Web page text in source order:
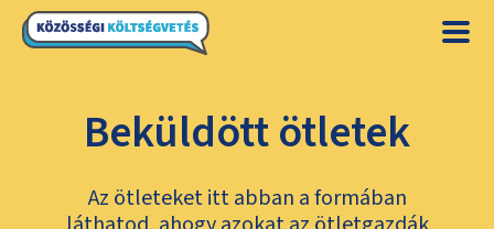
Beküldött ötletek
Az ötleteket itt abban a formában